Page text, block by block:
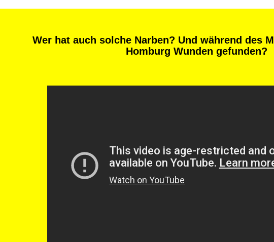
Wer hat auch solche Narben? Und während des
Homburg Wunden gefunden?